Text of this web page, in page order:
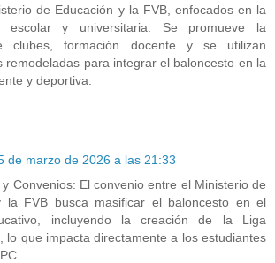
de Educación y la FVB, enfocados en la
escolar y universitaria. Se promueve la
clubes, formación docente y se utilizan
remodeladas para integrar el baloncesto en la
y deportiva.
de marzo de 2026 a las 21:33
Convenios: El convenio entre el Ministerio de
la FVB busca masificar el baloncesto en el
incluyendo la creación de la Liga
lo que impacta directamente a los estudiantes